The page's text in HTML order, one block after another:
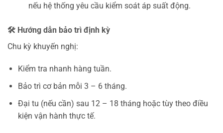
nếu hệ thống yêu cầu kiểm soát áp suất động.
🛠️ Hướng dẫn bảo trì định kỳ
Chu kỳ khuyến nghị:
Kiểm tra nhanh hàng tuần.
Bảo trì cơ bản mỗi 3 – 6 tháng.
Đại tu (nếu cần) sau 12 – 18 tháng hoặc tùy theo điều
kiện vận hành thực tế.